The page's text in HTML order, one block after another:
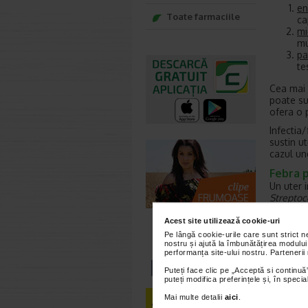
Acest site utilizează cookie-uri
Pe lângă cookie-urile care sunt strict
nostru și ajută la îmbunătățirea
performanța site-ului nostru.
Puteți face clic pe „Acceptă si
puteți modifica preferințele și, în
Mai multe detalii aici
Cea
poate
ofera o
Infectia/
sustin
cazul
Febra
Un uter
rare,
Toate farmaciile